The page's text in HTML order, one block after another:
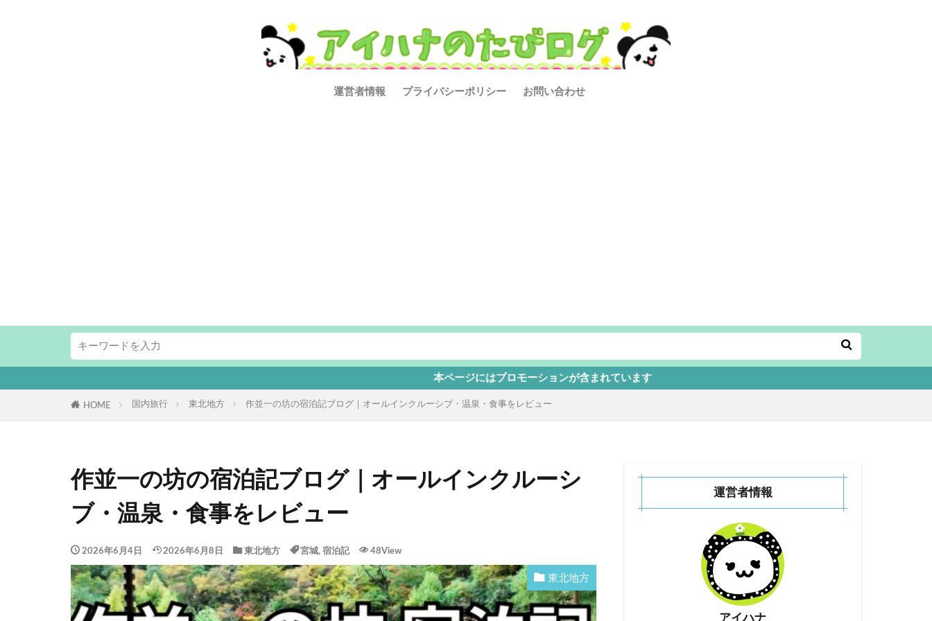
運営者情報 プライバシーポリシー お問い合わせ
本ページにはプロモーションが含まれています
HOME 国内旅行 東北地方 作並一の坊の宿泊記ブログ｜オールインクルーシブ・温泉・食事をレビュー
作並一の坊の宿泊記ブログ｜オールインクルーシ
ブ・温泉・食事をレビュー
2026年6月4日 2026年6月8日 東北地方 宮城, 宿泊記 48View
東北地方
運営者情報
アイハナ